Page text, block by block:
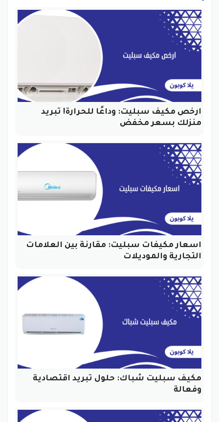
ارخص مكيف سبليت: وداعًا للحرارة! تبريد
منزلك بسعر مخفض
اسعار مكيفات سبليت: مقارنة بين العلامات
التجارية والموديلات
مكيف سبليت شباك: حلول تبريد اقتصادية
وفعالة